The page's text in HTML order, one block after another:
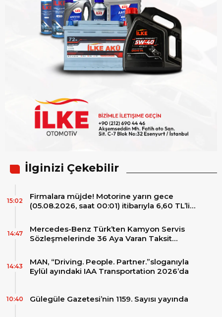
İlginizi Çekebilir
Firmalara müjde! Motorine yarın gece
(05.08.2026, saat 00:01) itibarıyla 6,60 TL’lik
15:02
Mercedes-Benz Türk’ten Kamyon Servis
Sözleşmelerinde 36 Aya Varan Taksit
14:47
MAN, “Driving. People. Partner.”sloganıyla
Eylül ayındaki IAA Transportation 2026’da
14:43
Gülegüle Gazetesi’nin 1159. Sayısı yayında
10:40